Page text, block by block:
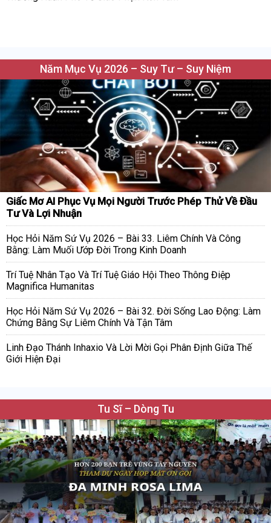
Năm Mục Vụ 2026 – Suy Tư – Suy Niệm
Giấc Mơ AI Phục Vụ Mọi Người Trước Phép Thử Về Đầu
Tư Và Lợi Nhuận
Học Hỏi Năm Sứ Vụ 2026 – Bài 33. Liêm Chính Và Công
Bằng: Làm Muối Ướp Đời Trong Kinh Doanh
Trí Tuệ Nhân Tạo Và Trí Tuệ Giáo Hội Theo Thông Điệp
Magnifica Humanitas
Học Hỏi Năm Sứ Vụ 2026 – Bài 32. Đời Sống Lao Động: Làm
Chứng Bằng Sự Liêm Chính Và Tận Tâm
Linh Đạo Thánh Inhaxio Và Lời Mời Gọi Phân Định Giữa Thế
Giới Hiện Đại
Tu Sĩ – Dòng Tu